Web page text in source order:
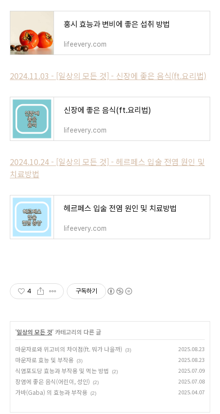
홍시 효능과 변비에 좋은 섭취 방법
lifeevery.com
2024.11.03 - [일상의 모든 것] - 신장에 좋은 음식(ft.요리법)
신장에 좋은 음식(ft.요리법)
lifeevery.com
2024.10.24 - [일상의 모든 것] - 헤르페스 입술 전염 원인 및
치료방법
헤르페스 입술 전염 원인 및 치료방법
lifeevery.com
4 구독하기
'일상의 모든 것' 카테고리의 다른 글
마운자로와 위고비의 차이점(ft. 뭐가 나을까) (3) 2025.08.23
마운자로 효능 및 부작용 (3) 2025.08.23
식염포도당 효능과 부작용 및 먹는 방법 (2) 2025.07.09
장염에 좋은 음식(어린이, 성인) (2) 2025.07.08
가바(Gaba) 의 효능과 부작용 (2) 2025.04.07